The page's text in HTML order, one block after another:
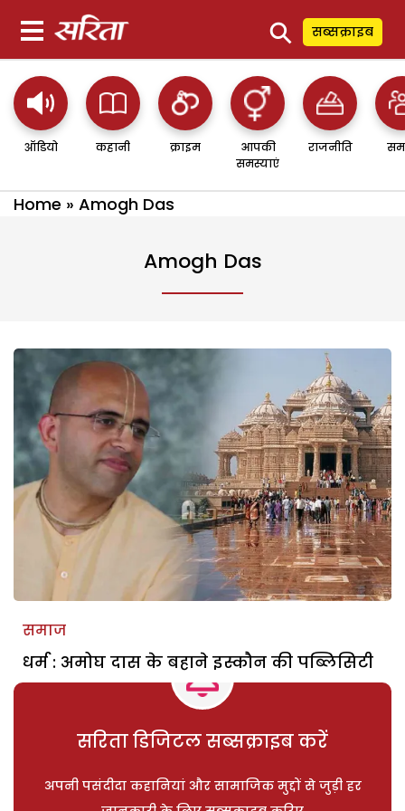
⚲ सब्सक्राइब
ऑडियो कहानी क्राइम
आपकी
समस्याएं
राजनीति
Home » Amogh Das
Amogh Das
समाज
धर्म : अमोघ दास के बहाने इस्कौन की पब्लिसिटी
सरिता डिजिटल सब्सक्राइब करें
अपनी पसंदीदा कहानियां और सामाजिक मुद्दों से जुड़ी हर